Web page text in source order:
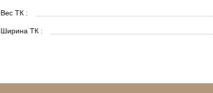
Вес ТК :
Ширина ТК :